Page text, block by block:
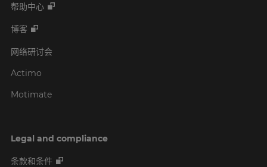
帮助中心
博客
网络研讨会
Actimo
Motimate
Legal and compliance
条款和条件